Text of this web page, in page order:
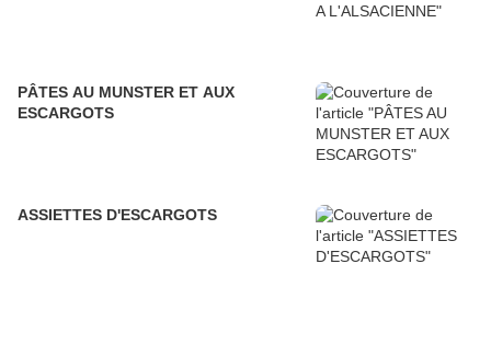
PÂTES AU MUNSTER ET AUX
ESCARGOTS
ASSIETTES D'ESCARGOTS